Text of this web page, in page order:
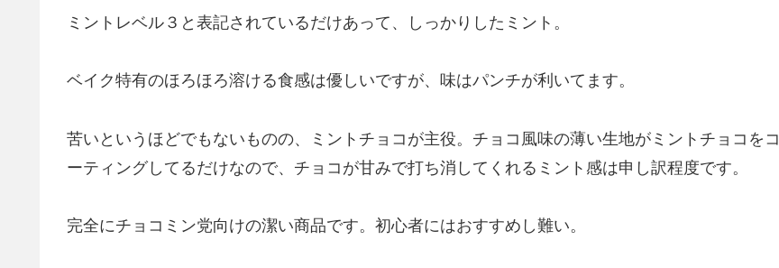
ミントレベル３と表記されているだけあって、しっかりしたミント。
ベイク特有のほろほろ溶ける食感は優しいですが、味はパンチが利いてます。
苦いというほどでもないものの、ミントチョコが主役。チョコ風味の薄い生地がミントチョコをコ
ーティングしてるだけなので、チョコが甘みで打ち消してくれるミント感は申し訳程度です。
完全にチョコミン党向けの潔い商品です。初心者にはおすすめし難い。